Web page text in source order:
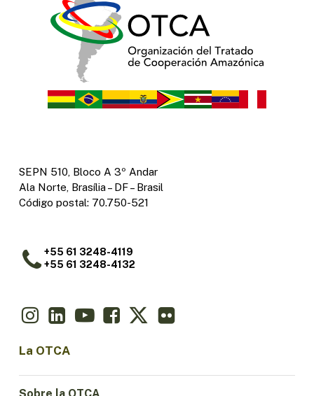
SEPN 510, Bloco A 3º Andar
Ala Norte, Brasília – DF – Brasil
Código postal: 70.750-521
+55 61 3248-4119
+55 61 3248-4132
La OTCA